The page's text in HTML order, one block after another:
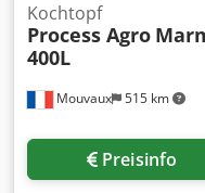
Mouvaux 515 km
Kochtopf
Process Agro
400L
Preisinfo